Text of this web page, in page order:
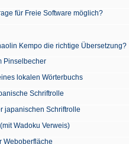
für Freie Software möglich?
Kempo die richtige Übersetzung?
Pinselbecher
lokalen Wörterbuchs
Schriftrolle
japanischen Schriftrolle
Wadoku Verweis)
Weboberfläche